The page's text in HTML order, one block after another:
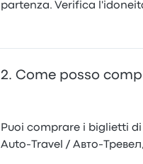
partenza. Verifica
Come posso
Puoi comprare i biglietti
Auto-Travel / Авто-